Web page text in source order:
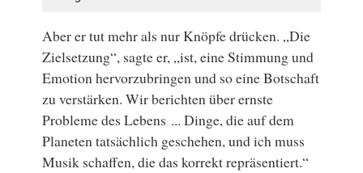
Aber er tut mehr als nur Knöpfe drücken. „Die
Zielsetzung“, sagte er, „ist, eine Stimmung und
Emotion hervorzubringen und so eine Botschaft
zu verstärken. Wir berichten über ernste
Probleme des Lebens ... Dinge, die auf dem
Planeten tatsächlich geschehen, und ich muss
Musik schaffen, die das korrekt repräsentiert.“